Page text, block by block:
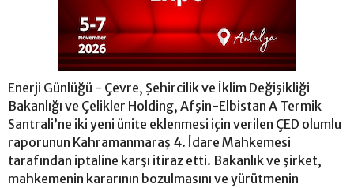
Enerji Günlüğü - Çevre, Şehircilik ve İklim Değişikliği
Bakanlığı ve Çelikler Holding, Afşin-Elbistan A Termik
Santrali’ne iki yeni ünite eklenmesi için verilen ÇED olumlu
raporunun Kahramanmaraş 4. İdare Mahkemesi
tarafından iptaline karşı itiraz etti. Bakanlık ve şirket,
mahkemenin kararının bozulmasını ve yürütmenin